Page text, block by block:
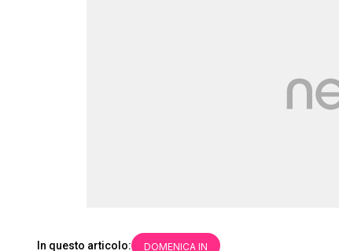
In questo articolo: DOMENICA IN